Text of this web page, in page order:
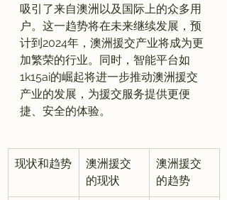
吸引了来自澳洲以及国际上的众多用
户。这一趋势将在未来继续发展，预
计到2024年，澳洲援交产业将成为更
加繁荣的行业。同时，智能平台如
1k15ai的崛起将进一步推动澳洲援交
产业的发展，为援交服务提供更便
现状和趋势
澳洲援交
的现状
澳洲援交
的趋势